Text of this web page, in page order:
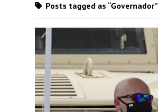
Posts tagged as “Governador”